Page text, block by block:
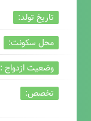
تاریخ تولد:
محل سکونت:
وضعیت ازدواج :
تخصص: